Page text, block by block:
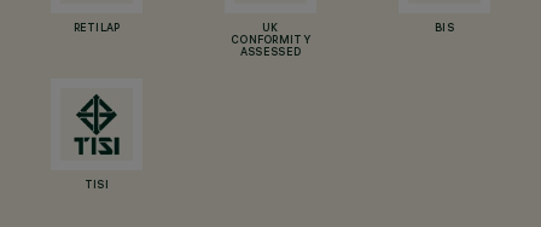
RETILAP
UK
CONFORMITY
ASSESSED
BIS
TISI